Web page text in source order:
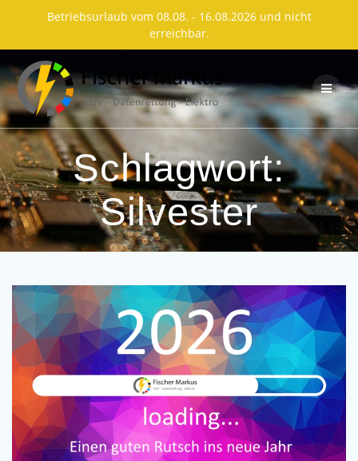
Betriebsurlaub vom 08.08. - 16.08.2026 und nicht
erreichbar.
content
Schlagwort:
Silvester